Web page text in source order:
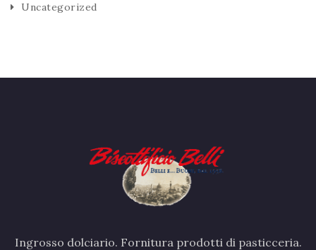
Uncategorized
Ingrosso dolciario. Fornitura prodotti di pasticceria.